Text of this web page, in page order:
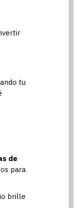
tu
de
para
brille